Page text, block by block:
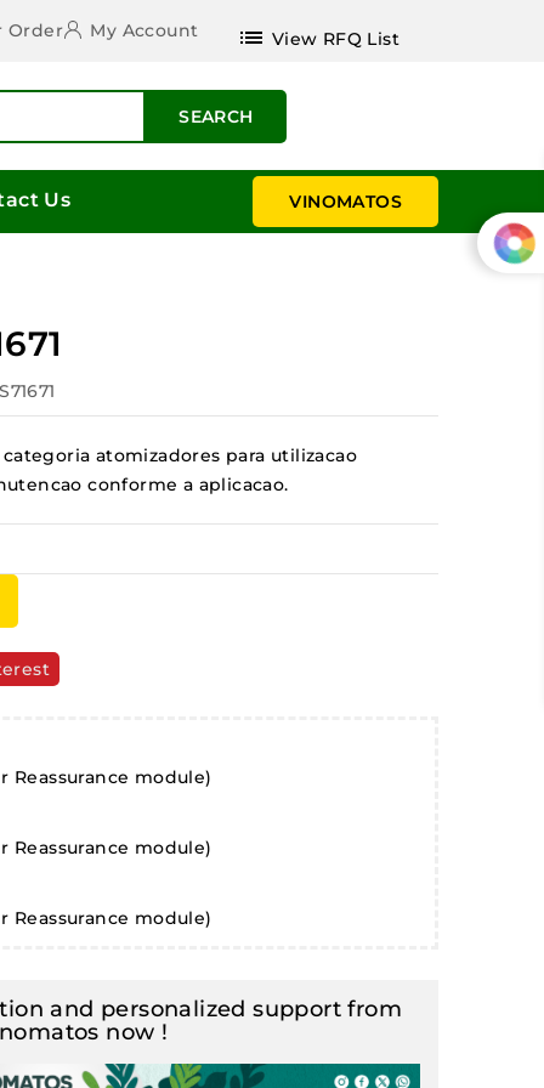
Order My Account list View RFQ List
SEARCH
Us VINOMATOS
categoria atomizadores para utilizacao
conforme a aplicacao.
module)
module)
module)
and personalized support from
now !